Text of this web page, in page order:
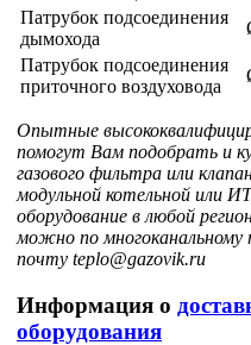
Патрубок подсоединения
дымохода
Патрубок подсоединения
приточного воздуховода
Опытные
помогут Вам подобрать и
газового фильтра или
модульной котельной или
оборудование в любой
можно по многоканальному
почту teplo@gazovik.ru
Информация о
оборудования